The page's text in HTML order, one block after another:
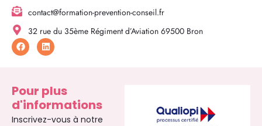
contact@formation-prevention-conseil.fr
32 rue du 35ème Régiment d’Aviation 69500 Bron
F
a
c
o
o
k
L
i
n
d
i
n
Pour plus
d'informations
Inscrivez-vous à notre